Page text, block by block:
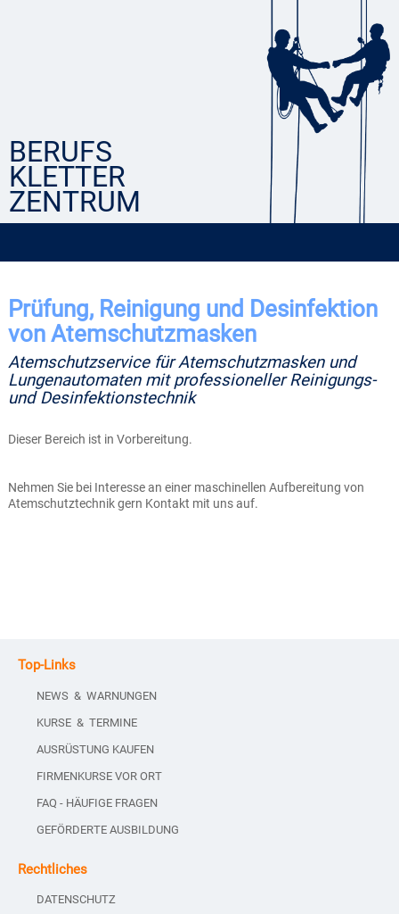
BERUFS
KLETTER
ZENTRUM
Prüfung, Reinigung und Desinfektion
von Atemschutzmasken
Atemschutzservice für Atemschutzmasken und
Lungenautomaten mit professioneller Reinigungs-
und Desinfektionstechnik
Dieser Bereich ist in Vorbereitung.
Nehmen Sie bei Interesse an einer maschinellen Aufbereitung von
Atemschutztechnik gern Kontakt mit uns auf.
Top-Links
NEWS & WARNUNGEN
KURSE & TERMINE
AUSRÜSTUNG KAUFEN
FIRMENKURSE VOR ORT
FAQ - HÄUFIGE FRAGEN
GEFÖRDERTE AUSBILDUNG
Rechtliches
DATENSCHUTZ